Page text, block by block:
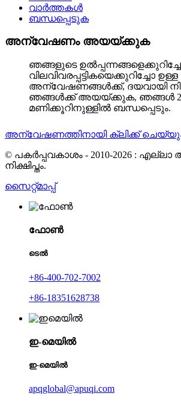
വാർത്തകൾ
ബന്ധപ്പെടുക
അന്വേഷണം അയയ്ക്കുക
ഞങ്ങളുടെ
വിലവിവരപ്പട്ടികയെക്കുറിച്ചോ ഉള്ള
അന്വേഷണങ്ങൾക്ക്, ദയവായി
ഞങ്ങൾക്ക് അയയ്ക്കുക, ഞങ്ങൾ
മണിക്കൂറിനുള്ളിൽ ബന്ധപ്പെടും.
അന്വേഷണത്തിനായി ക്ലിക്ക്
© പകർപ്പവകാശം - 2010-2026 :
നിക്ഷിപ്തം.
സൈറ്റ്മാപ്പ്
ഫോൺ
ടെൽ
+86-400-702-7002
+86-18351628738
ഇ-മെയിൽ
ഇ-മെയിൽ
apqglobal@apuqi.com